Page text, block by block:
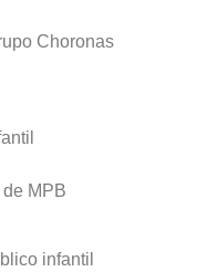
Choronas
MPB
infantil